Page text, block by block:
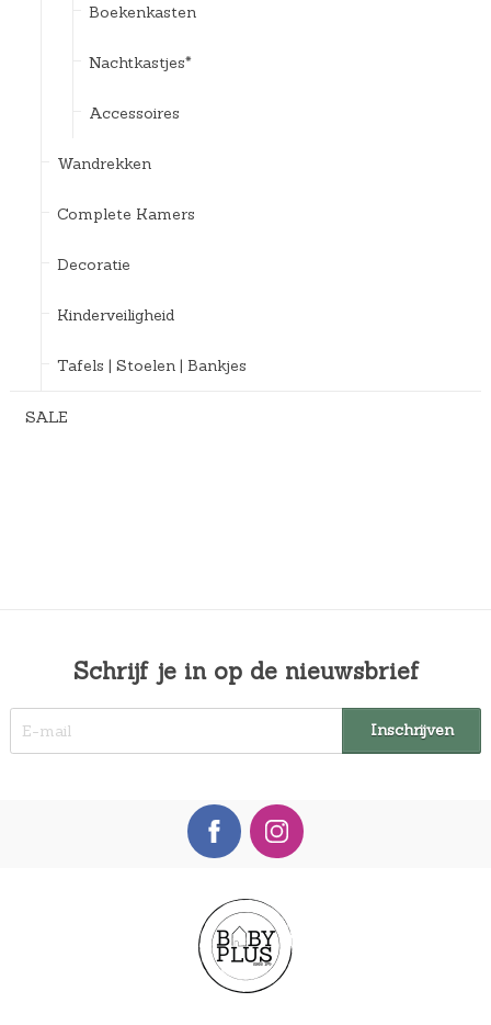
Boekenkasten
Nachtkastjes*
Accessoires
Wandrekken
Complete Kamers
Decoratie
Kinderveiligheid
Tafels | Stoelen | Bankjes
SALE
Schrijf je in op de nieuwsbrief